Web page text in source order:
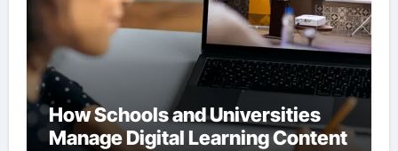
How Schools and Universities
Manage Digital Learning Content